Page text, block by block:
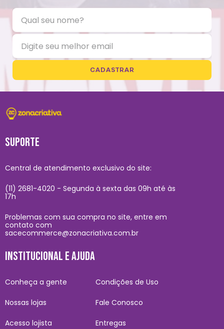
CADASTRAR
SUPORTE
Central de atendimento exclusivo do site:
(11) 2681-4020 - Segunda à sexta das 09h até às
17h
Problemas com sua compra no site, entre em
contato com
sacecommerce@zonacriativa.com.br
INSTITUCIONAL E AJUDA
Conheça a gente
Nossas lojas
Acesso lojista
Condições de Uso
Fale Conosco
Entregas